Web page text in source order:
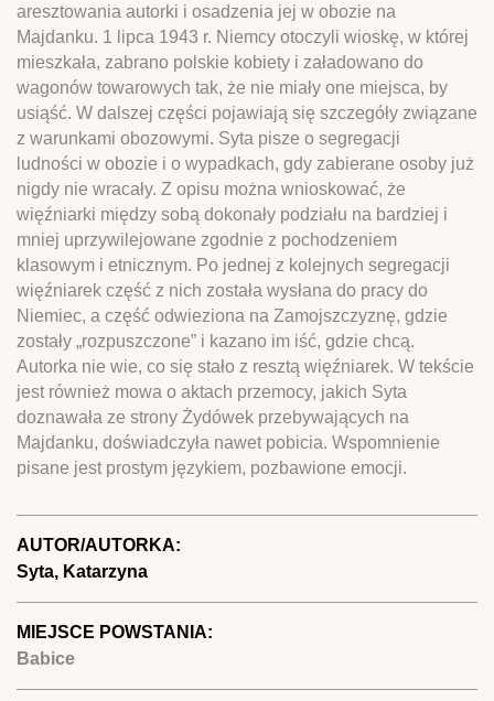
aresztowania autorki i osadzenia jej w obozie na
Majdanku. 1 lipca 1943 r. Niemcy otoczyli wioskę, w której
mieszkała, zabrano polskie kobiety i załadowano do
wagonów towarowych tak, że nie miały one miejsca, by
usiąść. W dalszej części pojawiają się szczegóły związane
z warunkami obozowymi. Syta pisze o segregacji
ludności w obozie i o wypadkach, gdy zabierane osoby już
nigdy nie wracały. Z opisu można wnioskować, że
więźniarki między sobą dokonały podziału na bardziej i
mniej uprzywilejowane zgodnie z pochodzeniem
klasowym i etnicznym. Po jednej z kolejnych segregacji
więźniarek część z nich została wysłana do pracy do
Niemiec, a część odwieziona na Zamojszczyznę, gdzie
zostały „rozpuszczone” i kazano im iść, gdzie chcą.
Autorka nie wie, co się stało z resztą więźniarek. W tekście
jest również mowa o aktach przemocy, jakich Syta
doznawała ze strony Żydówek przebywających na
Majdanku, doświadczyła nawet pobicia. Wspomnienie
pisane jest prostym językiem, pozbawione emocji.
AUTOR/AUTORKA:
Syta, Katarzyna
MIEJSCE POWSTANIA:
Babice